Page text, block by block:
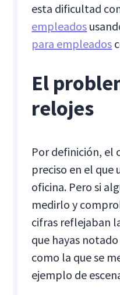
esta dificultad
empleados
para empleados
El
relojes
Por definición, el
preciso en el que
oficina. Pero si
medirlo y
cifras reflejaban
que hayas
como la que se
ejemplo de